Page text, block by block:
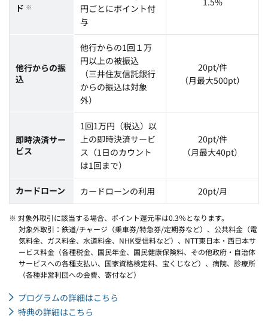
ド ※
円ごとにポイント付
与
他行からの振
込
他行からの1回１万
円以上の被振込
（三井住友信託銀行
からの振込は対象
外）
20pt/件
（月最大500pt）
即時決済サー
ビス
1回1万円（税込）以
上の即時決済サービ
ス（1日のカウント
は1回まで）
20pt/件
（月最大40pt）
カードローン カードローンの利用 20pt/月
※ 対象外取引に該当する場合、ポイント還元率は0.3％となります。
対象外取引：鉄道/チャージ（乗車券/特急券/定期券など）、公共料金（電
気料金、ガス料金、水道料金、NHK受信料など）、NTT東日本・西日本サ
ービス料金（各種税金、国民年金、国民健康保険料、その他政府・自治体
サービスへの各種支払い、国家資格検定料、宝くじなど）、病院、診療所
（各種非営利団への会費、寄付など）
プログラムの詳細はこちら
特典の詳細はこちら